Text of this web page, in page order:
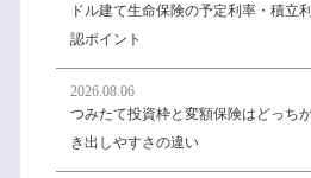
ドル建て生命保険の予定利率・積立
認ポイント
2026.08.06
つみたて投資枠と変額保険はどっち
き出しやすさの違い